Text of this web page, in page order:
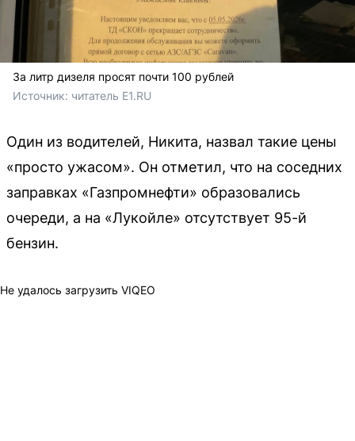
За литр дизеля просят почти 100 рублей
Источник: читатель E1.RU
Один из водителей, Никита, назвал такие цены
«просто ужасом». Он отметил, что на соседних
заправках «Газпромнефти» образовались
очереди, а на «Лукойле» отсутствует 95-й
бензин.
Не удалось загрузить VIQEO